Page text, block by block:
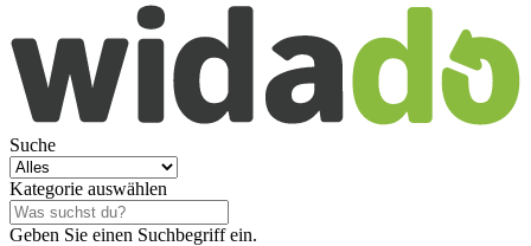
Suche
Kategorie auswählen
Geben Sie einen Suchbegriff ein.